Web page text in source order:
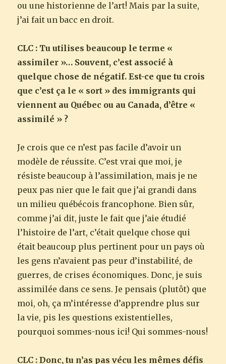
ou une historienne de l’art! Mais par la suite,
j’ai fait un bacc en droit.
CLC : Tu utilises beaucoup le terme «
assimiler »… Souvent, c’est associé à
quelque chose de négatif. Est-ce que tu crois
que c’est ça le « sort » des immigrants qui
viennent au Québec ou au Canada, d’être «
assimilé » ?
Je crois que ce n’est pas facile d’avoir un
modèle de réussite. C’est vrai que moi, je
résiste beaucoup à l’assimilation, mais je ne
peux pas nier que le fait que j’ai grandi dans
un milieu québécois francophone. Bien sûr,
comme j’ai dit, juste le fait que j’aie étudié
l’histoire de l’art, c’était quelque chose qui
était beaucoup plus pertinent pour un pays où
les gens n’avaient pas peur d’instabilité, de
guerres, de crises économiques. Donc, je suis
assimilée dans ce sens. Je pensais (plutôt) que
moi, oh, ça m’intéresse d’apprendre plus sur
la vie, pis les questions existentielles,
pourquoi sommes-nous ici! Qui sommes-nous!
CLC : Donc, tu n’as pas vécu les mêmes défis